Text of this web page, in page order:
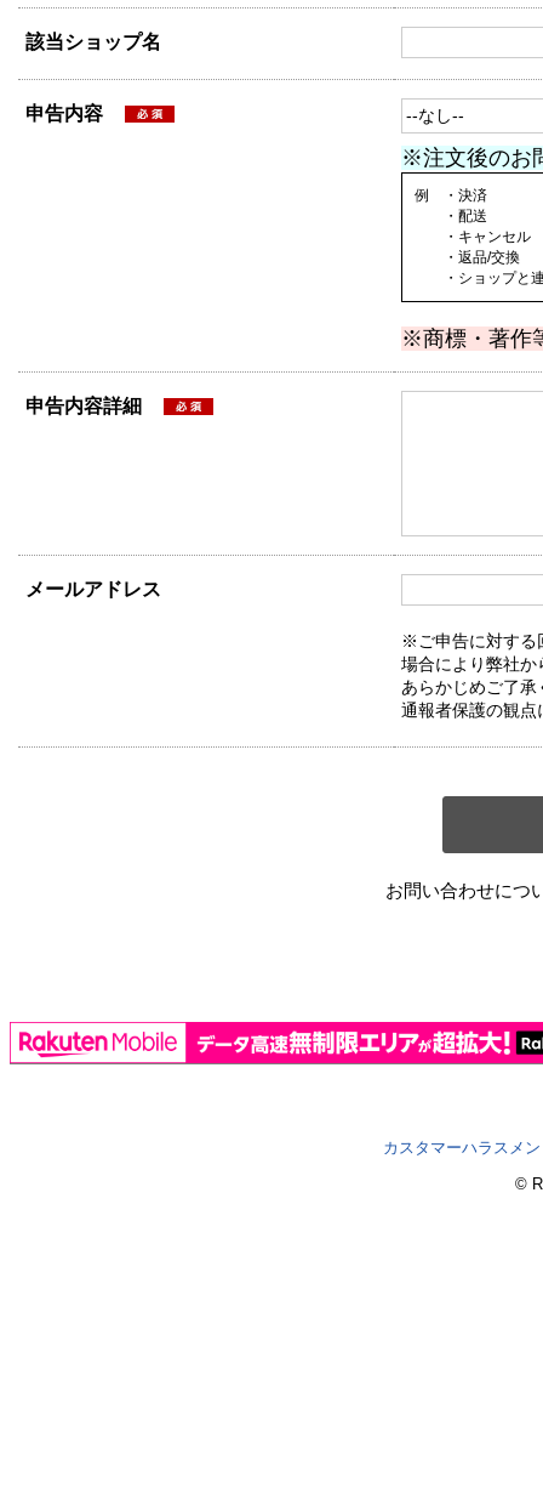
該当ショップ名
申告内容
※注文後のお
例 ・決済
・配送
・キャンセル
・返品/交換
・ショップと連
※商標・著作
申告内容詳細
メールアドレス
※ご申告に対する
場合により弊社か
あらかじめご了承
通報者保護の観点
お問い合わせにつ
カスタマーハラスメ
©